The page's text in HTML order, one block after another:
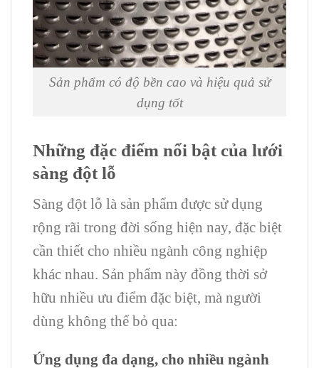
Sản phẩm có độ bền cao và hiệu quả sử
dụng tốt
Những đặc điểm nổi bật của lưới
sàng đột lỗ
Sàng đột lỗ là sản phẩm được sử dụng
rộng rãi trong đời sống hiện nay, đặc biệt
cần thiết cho nhiều ngành công nghiệp
khác nhau. Sản phẩm này đồng thời sở
hữu nhiều ưu điểm đặc biệt, mà người
dùng không thể bỏ qua:
Ứng dụng đa dạng, cho nhiều ngành